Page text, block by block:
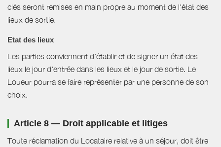
clés seront remises en main propre au moment de l'état des
lieux de sortie.
Etat des lieux
Les parties conviennent d'établir et de signer un état des
lieux le jour d'entrée dans les lieux et le jour de sortie. Le
Loueur pourra se faire représenter par une personne de son
choix.
Article 8 — Droit applicable et litiges
Toute réclamation du Locataire relative à un séjour, doit être